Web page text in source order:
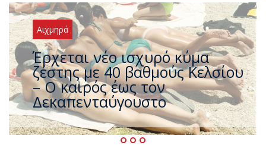
Αιχμηρά
Άφαντος ο Τσίπρας… την ώρα
που η χώρα καίγεται